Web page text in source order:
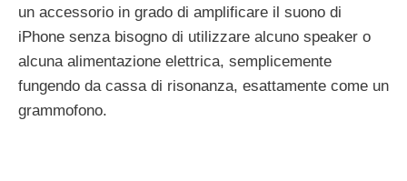
un accessorio in grado di amplificare il suono di
iPhone senza bisogno di utilizzare alcuno speaker o
alcuna alimentazione elettrica, semplicemente
fungendo da cassa di risonanza, esattamente come un
grammofono.